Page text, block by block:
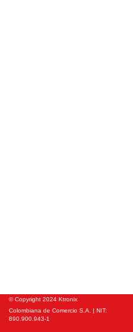
© Copyright 2024 Ktronix
Colombiana de Comercio S.A. | NIT:
890.900.943-1